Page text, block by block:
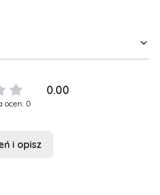
0.00
ocen: 0
i opisz